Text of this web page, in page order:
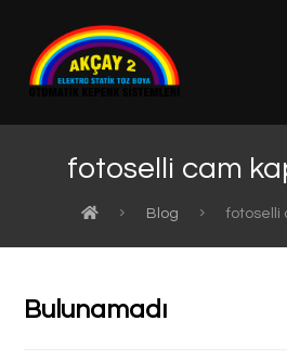
fotoselli cam
Blog fotoselli
Bulunamadı